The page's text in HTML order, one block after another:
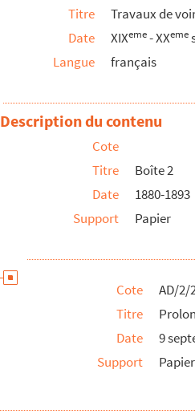
Titre
Travaux de
Date
XIXeme- XXeme
Langue
français
Description du contenu
Cote
Titre
Boîte 2
Date
1880-1893
Support
Papier
Cote
AD/2/
Titre
Date
9
Support
Papier